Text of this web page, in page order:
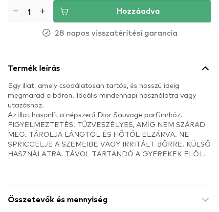
Hozzáadva
28 napos visszatérítési garancia
Termék leírás
Egy illat, amely csodálatosan tartós, és hosszú ideig
megmarad a bőrön. Ideális mindennapi használatra vagy
utazáshoz.
Az illat hasonlít a népszerű Dior Sauvage parfümhöz.
FIGYELMEZTETÉS: TŰZVESZÉLYES, AMÍG NEM SZÁRAD
MEG. TÁROLJA LÁNGTÓL ÉS HŐTŐL ELZÁRVA. NE
SPRICCELJE A SZEMEIBE VAGY IRRITÁLT BŐRRE. KÜLSŐ
HASZNÁLATRA. TÁVOL TARTANDÓ A GYEREKEK ELŐL.
Összetevők és mennyiség